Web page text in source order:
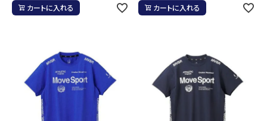
カートに入れる カートに入れる